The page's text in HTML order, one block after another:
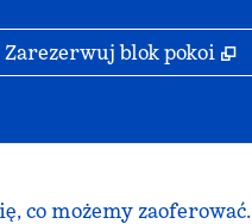
Zarezerwuj blok pokoi ,
co możemy zaoferować.